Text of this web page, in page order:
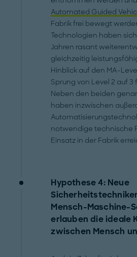
Automated Guided
Fabrik frei bewegt
Technologien haben
Jahren rasant
gleichzeitig
Hinblick auf den MA-
Sprung von Level 2 auf
Neben den beiden
haben inzwischen
notwendige technische
Einsatz in der Fabrik
Hypothese 4: Neue
Mensch-Maschine-
erlauben die ideale
zwischen Mensch